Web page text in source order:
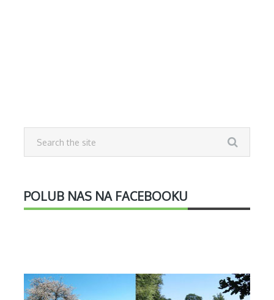
POLUB NAS NA FACEBOOKU